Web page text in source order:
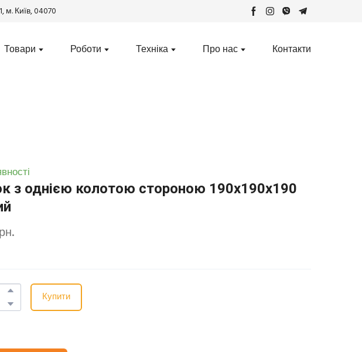
Київ, 04070
Товари Роботи Техніка Про нас Контакти
з однією колотою стороною 190х190х190
Купити